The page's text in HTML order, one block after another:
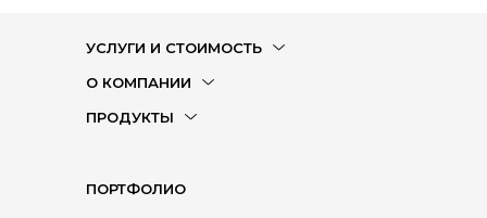
УСЛУГИ И СТОИМОСТЬ
О КОМПАНИИ
ПРОДУКТЫ
ПОРТФОЛИО